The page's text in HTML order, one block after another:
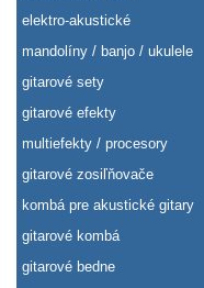
elektro-akustické
mandolíny / banjo / ukulele
gitarové sety
gitarové efekty
multiefekty / procesory
gitarové zosiľňovače
kombá pre akustické gitary
gitarové kombá
gitarové bedne